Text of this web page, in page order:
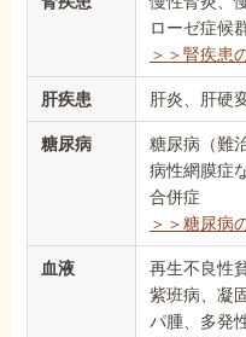
ローゼ症候
＞＞腎疾患
肝疾患 肝炎、肝硬
糖尿病
糖尿病（難
病性網膜症
合併症
＞＞糖尿病
血液
再生不良性
紫班病、凝
パ腫、多発